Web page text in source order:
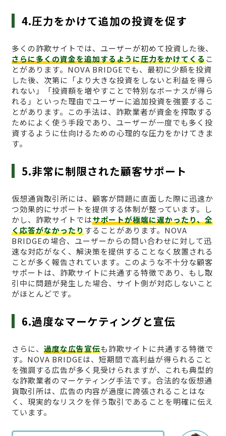
4.圧力をかけて追加の投資を促す
多くの詐欺サイトでは、ユーザーが初めて投資した後、
さらに多くの資金を追加するように圧力をかけてくるこ
とがあります。NOVA BRIDGEでも、最初に少額を投資
した後、次第に「より大きな投資をしないと利益を得ら
れない」「投資額を増やすことで特別なボーナスが得ら
れる」といった理由でユーザーに追加投資を強要するこ
とがあります。この手法は、詐欺業者が資金を搾取する
ためによく使う手段であり、ユーザーが一度でも多く投
資するように仕向けるための心理的な圧力をかけてきま
す。
5.非常に制限された顧客サポート
仮想通貨取引所には、顧客が問題に直面した際に迅速か
つ効果的にサポートを提供する体制が整っています。し
かし、詐欺サイトではサポートが極端に遅かったり、全
く応答がなかったりすることがあります。NOVA
BRIDGEの場合、ユーザーからの問い合わせに対して迅
速な対応がなく、解決策を提供することなく放置される
ことが多く報告されています。このような不十分な顧客
サポートは、詐欺サイトに共通する特徴であり、もし取
引中に問題が発生した場合、サイト側が対応しないこと
がほとんどです。
6.過度なマーケティングと宣伝
さらに、 過度な広告宣伝も詐欺サイトに共通する特徴で
す。NOVA BRIDGEは、短期間で高利益が得られること
を強調する広告が多く見受けられますが、これも典型的
な詐欺業者のマーケティング手法です。合法的な仮想通
貨取引所は、広告の内容が過度に誇張されることはな
く、現実的なリスクを伴う取引であることを明確に伝え
ています。